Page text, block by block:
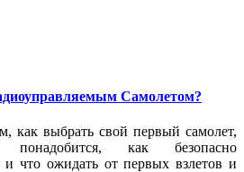
Самолетом?
как выбрать свой первый самолет,
понадобится, как безопасно
и что ожидать от первых взлетов и